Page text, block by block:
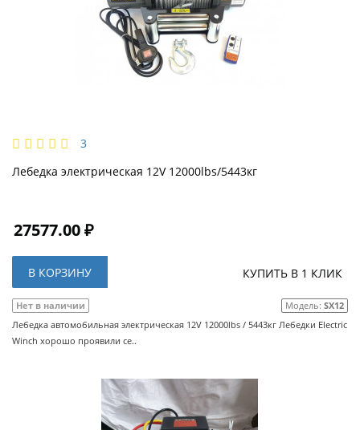
3
Лебедка электрическая 12V 12000lbs/5443кг
27577.00 ₽
В КОРЗИНУ КУПИТЬ В 1 КЛИК
Нет в наличии Модель: SX12
Лебедка автомобильная электрическая 12V 12000lbs / 5443кг Лебедки Electric
Winch хорошо проявили се..